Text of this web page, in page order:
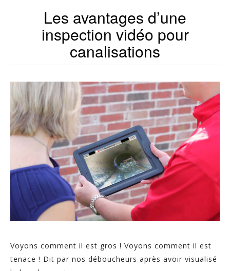
Les avantages d’une
inspection vidéo pour
canalisations
Voyons comment il est gros ! Voyons comment il est
tenace ! Dit par nos déboucheurs après avoir visualisé